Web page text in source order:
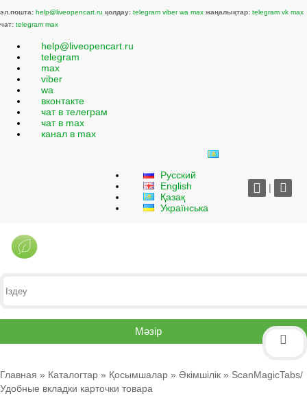
эл.пошта: help@liveopencart.ru қолдау: telegram viber wa max жаңалықтар: telegram vk max
чат: telegram max
help@liveopencart.ru
telegram
max
viber
wa
вконтакте
чат в телеграм
чат в max
канал в max
Русский
English
Қазақ
Українська
|
Мәзір
Главная » Каталогтар » Қосымшалар » Әкімшілік » ScanMagicTabs/
Удобные вкладки карточки товара